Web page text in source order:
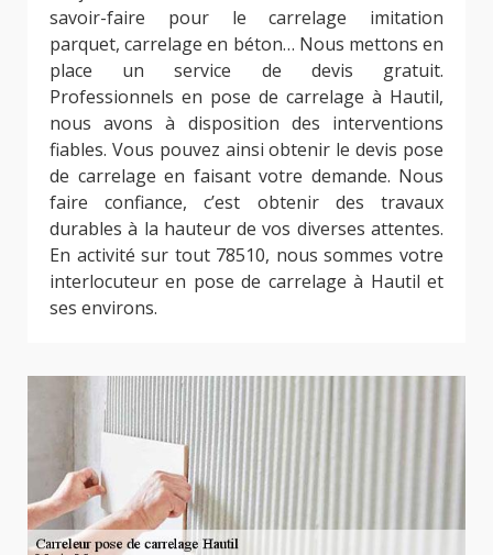
savoir-faire pour le carrelage imitation
parquet, carrelage en béton… Nous mettons en
place un service de devis gratuit.
Professionnels en pose de carrelage à Hautil,
nous avons à disposition des interventions
fiables. Vous pouvez ainsi obtenir le devis pose
de carrelage en faisant votre demande. Nous
faire confiance, c’est obtenir des travaux
durables à la hauteur de vos diverses attentes.
En activité sur tout 78510, nous sommes votre
interlocuteur en pose de carrelage à Hautil et
ses environs.